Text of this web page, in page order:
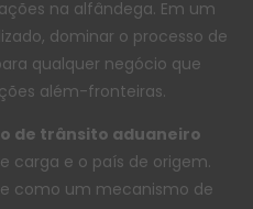
na alfândega. Em um
dominar o processo de
qualquer negócio que
além-fronteiras.
de trânsito aduaneiro
carga e o país de origem.
como um mecanismo de